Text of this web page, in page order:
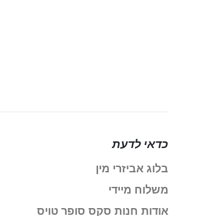
כדאי לדעת
בלוג אביזרי מין
משלוח מיידי
אודות חנות סקס סופר טויס